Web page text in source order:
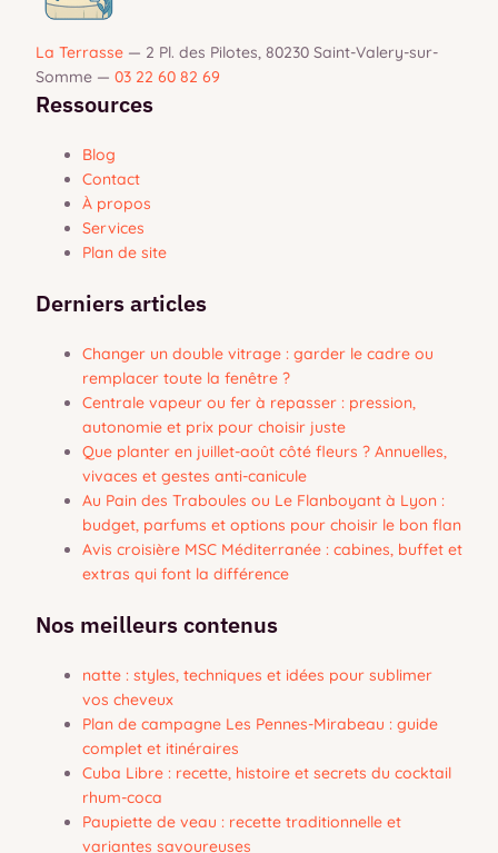
La Terrasse — 2 Pl. des Pilotes, 80230 Saint-Valery-sur-
Somme — 03 22 60 82 69
Ressources
Blog
Contact
À propos
Services
Plan de site
Derniers articles
Changer un double vitrage : garder le cadre ou
remplacer toute la fenêtre ?
Centrale vapeur ou fer à repasser : pression,
autonomie et prix pour choisir juste
Que planter en juillet-août côté fleurs ? Annuelles,
vivaces et gestes anti-canicule
Au Pain des Traboules ou Le Flanboyant à Lyon :
budget, parfums et options pour choisir le bon flan
Avis croisière MSC Méditerranée : cabines, buffet et
extras qui font la différence
Nos meilleurs contenus
natte : styles, techniques et idées pour sublimer
vos cheveux
Plan de campagne Les Pennes-Mirabeau : guide
complet et itinéraires
Cuba Libre : recette, histoire et secrets du cocktail
rhum-coca
Paupiette de veau : recette traditionnelle et
variantes savoureuses